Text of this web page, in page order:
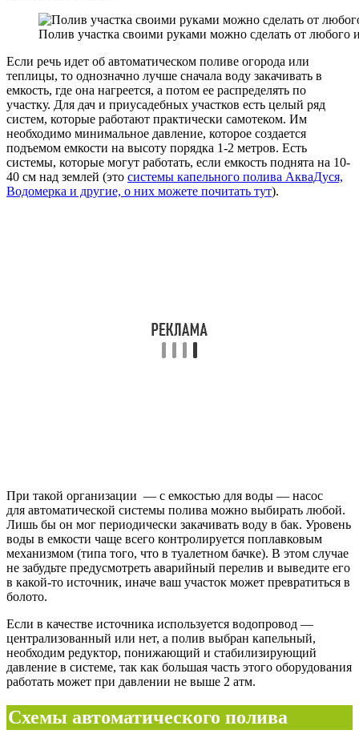
Полив участка своими руками можно сделать от любого
Если речь идет об автоматическом поливе огорода или
теплицы, то однозначно лучше сначала воду закачивать в
емкость, где она нагреется, а потом ее распределять по
участку. Для дач и приусадебных участков есть целый ряд
систем, которые работают практически самотеком. Им
необходимо минимальное давление, которое создается
подъемом емкости на высоту порядка 1-2 метров. Есть
системы, которые могут работать, если емкость поднята на 10-
40 см над землей (это системы капельного полива АкваДуся,
Водомерка и другие, о них можете почитать тут).
При такой организации — с емкостью для воды — насос
для автоматической системы полива можно выбирать любой.
Лишь бы он мог периодически закачивать воду в бак. Уровень
воды в емкости чаще всего контролируется поплавковым
механизмом (типа того, что в туалетном бачке). В этом случае
не забудьте предусмотреть аварийный перелив и выведите его
в какой-то источник, иначе ваш участок может превратиться в
болото.
Если в качестве источника используется водопровод —
централизованный или нет, а полив выбран капельный,
необходим редуктор, понижающий и стабилизирующий
давление в системе, так как большая часть этого оборудования
работать может при давлении не выше 2 атм.
Схемы автоматического полива